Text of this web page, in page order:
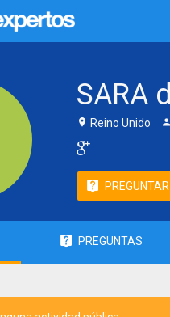
SARA
Reino Unido
PREGUNTAR
PREGUNTAS